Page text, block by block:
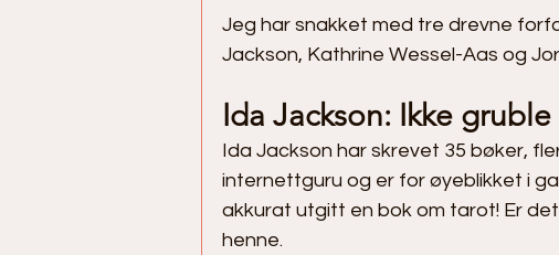
Jeg har snakket med tre drevne
Jackson, Kathrine Wessel-Aas og
Ida Jackson: Ikke
Ida Jackson har skrevet 35 bøker,
internettguru og er for øyeblikket i
akkurat utgitt en bok om tarot! Er
henne.